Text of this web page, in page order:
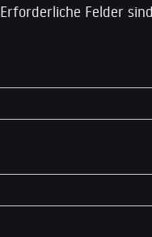
Erforderliche Felder